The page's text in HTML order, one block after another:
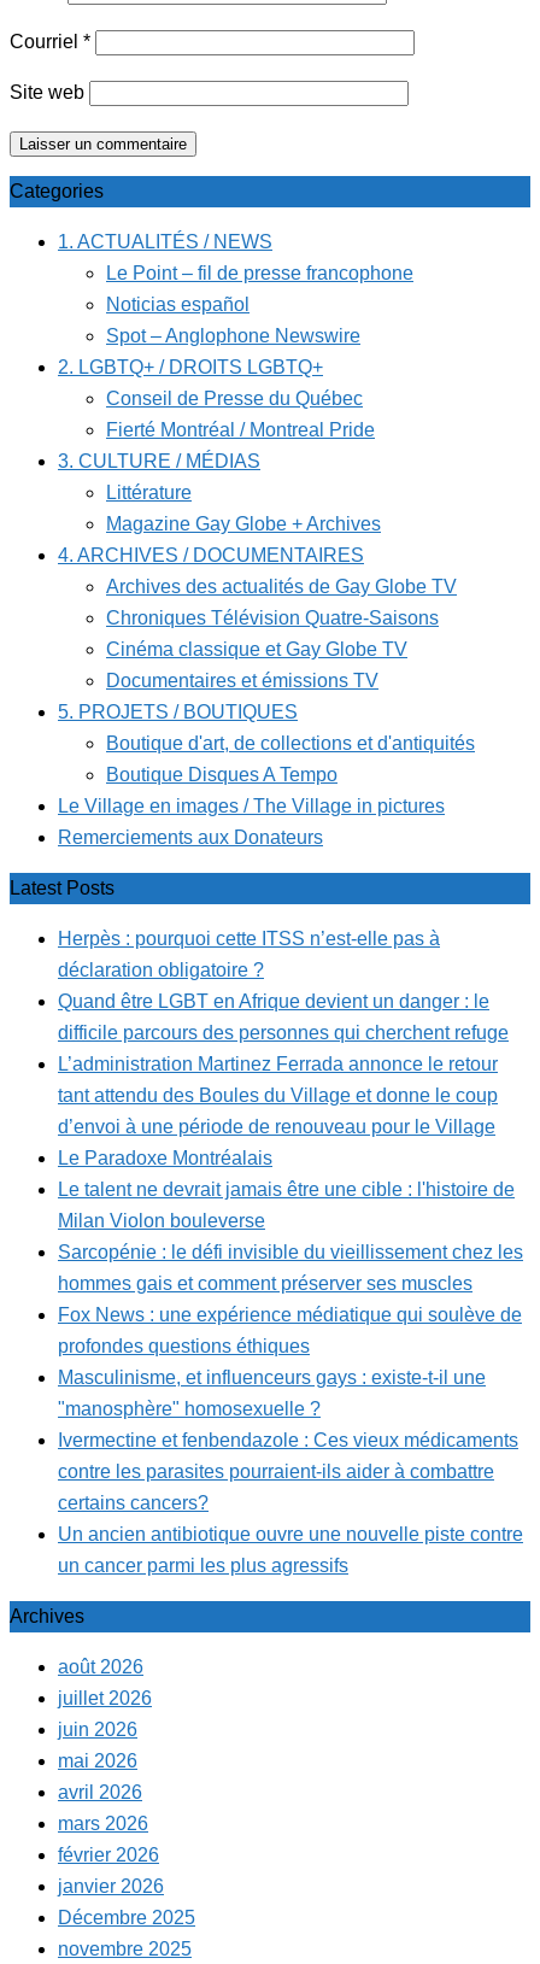
Courriel *
Site web
Categories
1. ACTUALITÉS / NEWS
Le Point – fil de presse francophone
Noticias español
Spot – Anglophone Newswire
2. LGBTQ+ / DROITS LGBTQ+
Conseil de Presse du Québec
Fierté Montréal / Montreal Pride
3. CULTURE / MÉDIAS
Littérature
Magazine Gay Globe + Archives
4. ARCHIVES / DOCUMENTAIRES
Archives des actualités de Gay Globe TV
Chroniques Télévision Quatre-Saisons
Cinéma classique et Gay Globe TV
Documentaires et émissions TV
5. PROJETS / BOUTIQUES
Boutique d'art, de collections et d'antiquités
Boutique Disques A Tempo
Le Village en images / The Village in pictures
Remerciements aux Donateurs
Latest Posts
Herpès : pourquoi cette ITSS n’est-elle pas à
déclaration obligatoire ?
Quand être LGBT en Afrique devient un danger : le
difficile parcours des personnes qui cherchent refuge
L’administration Martinez Ferrada annonce le retour
tant attendu des Boules du Village et donne le coup
d’envoi à une période de renouveau pour le Village
Le Paradoxe Montréalais
Le talent ne devrait jamais être une cible : l'histoire de
Milan Violon bouleverse
Sarcopénie : le défi invisible du vieillissement chez les
hommes gais et comment préserver ses muscles
Fox News : une expérience médiatique qui soulève de
profondes questions éthiques
Masculinisme, et influenceurs gays : existe-t-il une
"manosphère" homosexuelle ?
Ivermectine et fenbendazole : Ces vieux médicaments
contre les parasites pourraient-ils aider à combattre
certains cancers?
Un ancien antibiotique ouvre une nouvelle piste contre
un cancer parmi les plus agressifs
Archives
août 2026
juillet 2026
juin 2026
mai 2026
avril 2026
mars 2026
février 2026
janvier 2026
Décembre 2025
novembre 2025